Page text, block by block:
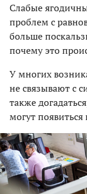
Слабые
проблем с
больше
почему это
У многих
не связывают с
также
могут